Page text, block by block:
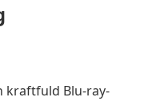
kraftfuld Blu-ray-